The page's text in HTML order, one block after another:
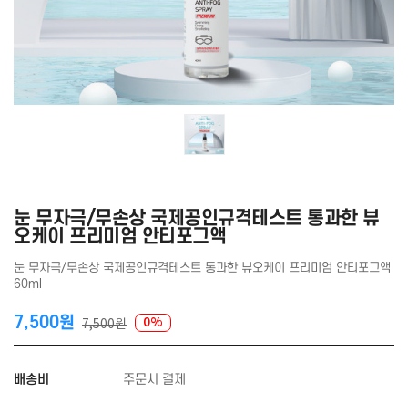
눈 무자극/무손상 국제공인규격테스트 통과한 뷰
오케이 프리미엄 안티포그액
눈 무자극/무손상 국제공인규격테스트 통과한 뷰오케이 프리미엄 안티포그액
60ml
7,500원 7,500원 0%
배송비 주문시 결제